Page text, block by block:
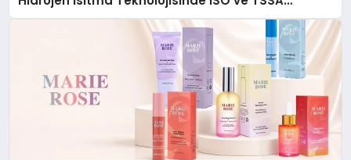
Düzenleyici Onaylarını Aldı